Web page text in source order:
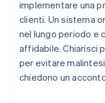
implementare una
clienti. Un sistema
nel lungo periodo e
affidabile. Chiarisci
per evitare
chiedono un